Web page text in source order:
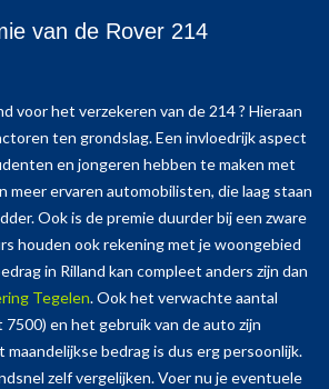
van de Rover 214
voor het verzekeren van de 214 ? Hieraan
ten grondslag. Een invloedrijk aspect
en jongeren hebben te maken met
meer ervaren automobilisten, die laag staan
Ook is de premie duurder bij een zware
houden ook rekening met je woongebied
in Rilland kan compleet anders zijn dan
Tegelen. Ook het verwachte aantal
en het gebruik van de auto zijn
bedrag is dus erg persoonlijk.
zelf vergelijken. Voer nu je eventuele